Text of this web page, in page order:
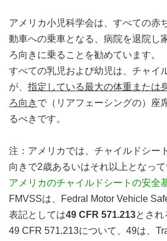
アメリカ小児科学会は、すべての赤
動車への乗車となる、病院を退院し
ろ向きに乗ることを勧めています。
すべての乳児および幼児は、チャイ
が、 指定している最大の体重または
ろ向き で（リアフェーシングの）座
るべきです。
注：アメリカでは、チャイルドシー
向きで2歳あるいはそれ以上となって
アメリカのチャイルドシートの安全
FMVSSは、Fedral Motor Vehicle
表記としては49 CFR 571.213とされ
49 CFR 571.213について、49は、